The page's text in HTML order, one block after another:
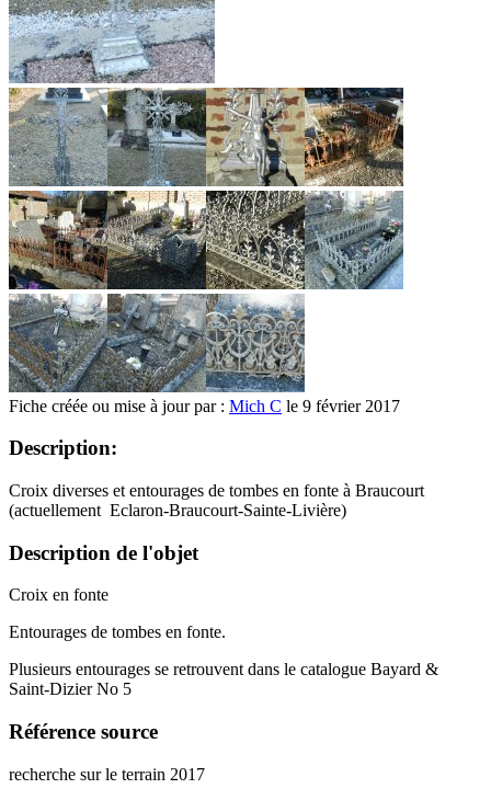
Fiche créée ou mise à jour par : Mich C le 9 février 2017
Description:
Croix diverses et entourages de tombes en fonte à Braucourt
(actuellement Eclaron-Braucourt-Sainte-Livière)
Description de l'objet
Croix en fonte
Entourages de tombes en fonte.
Plusieurs entourages se retrouvent dans le catalogue Bayard &
Saint-Dizier No 5
Référence source
recherche sur le terrain 2017